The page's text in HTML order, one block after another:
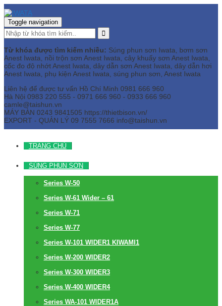
Toggle navigation
Từ khóa được tìm kiếm nhiều: Súng phun sơn Iwata, bơm sơn
Anest Iwata, nồi trộn sơn Anest Iwata, cây khuấy sơn Anest Iwata,
cốc đo độ nhớt Anest Iwata, dây dẫn sơn Anest Iwata, dây dẫn hơi
Anest Iwata, phụ kiện Anest Iwata, súng phun sơn, Anest Iwata
Liên hệ để được tư vấn Hồ Chí Minh 0981 666 960
Hà Nội 0983 220 555 - 0971 666 960 - 0933 666 960
camle@taishun.vn
MÁY BÀN 0243 9841505 https://thietbison.vn/
EXPORT - QUẢN LÝ 09 7555 7666 info@taishun.vn
TRANG CHỦ
SÚNG PHUN SƠN
Series W-50
Series W-61 Wider – 61
Series W-71
Series W-77
Series W-101 WIDER1 KIWAMI1
Series W-200 WIDER2
Series W-300 WIDER3
Series W-400 WIDER4
Series WA-101 WIDER1A